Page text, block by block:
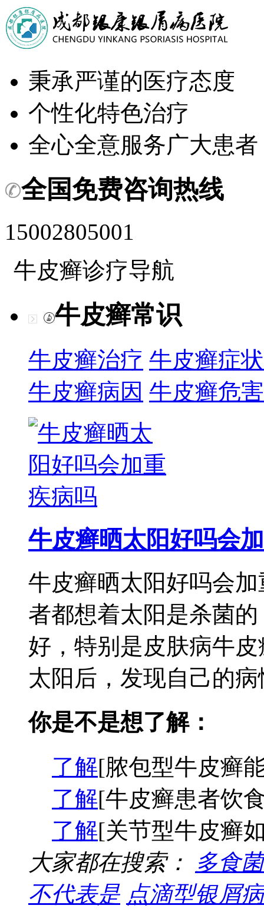
秉承严谨的医疗态度
个性化特色治疗
全心全意服务广大患者
全国免费咨询热线
15002805001
牛皮癣诊疗导航
牛皮癣常识
牛皮癣治疗 牛皮癣症状
牛皮癣病因 牛皮癣危害
牛皮癣晒太阳好吗会加
牛皮癣晒太阳好吗会
者都想着太阳是杀菌
好，特别是皮肤病牛
太阳后，发现自己的
你是不是想了解：
了解[脓包型牛皮癣
了解[牛皮癣患者饮
了解[关节型牛皮癣
大家都在搜索：
多食
不代表是 点滴型银屑